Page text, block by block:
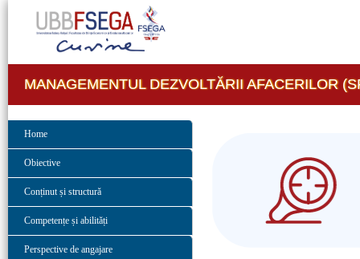
MANAGEMENTUL DEZVOLTĂRII AFACERILOR
Home
Obiective
Conținut și structură
Competențe și abilități
Perspective de angajare